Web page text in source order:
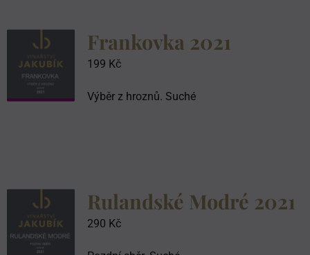
Frankovka 2021
199 Kč
Výběr z hroznů. Suché
Rulandské Modré 2021
290 Kč